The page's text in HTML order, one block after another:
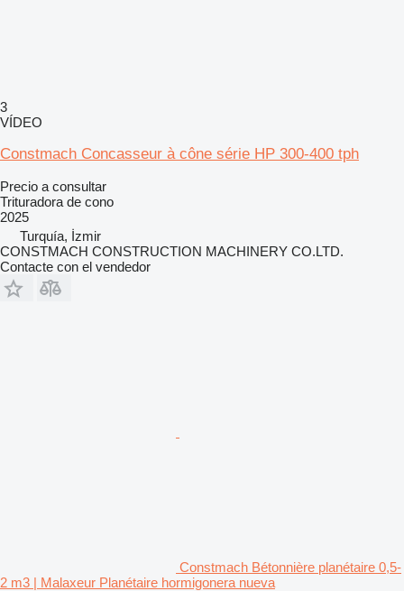
3
VÍDEO
Constmach Concasseur à cône série HP 300-400 tph
Precio a consultar
Trituradora de cono
2025
Turquía, İzmir
CONSTMACH CONSTRUCTION MACHINERY CO.LTD.
Contacte con el vendedor
Constmach Bétonnière planétaire 0,5-
2 m3 | Malaxeur Planétaire hormigonera nueva